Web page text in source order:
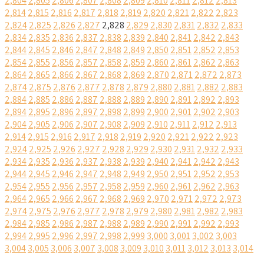
2,8142,815 2,816 2,817 2,818 2,819 2,820 2,8212,822 2,823
2,8242,825 2,826 2,827 2,828 2,829 2,830 2,8312,832 2,833
2,8342,835 2,836 2,837 2,838 2,839 2,840 2,8412,842 2,843
2,8442,845 2,846 2,847 2,848 2,849 2,850 2,8512,852 2,853
2,8542,855 2,856 2,857 2,858 2,859 2,860 2,8612,862 2,863
2,8642,865 2,866 2,867 2,868 2,869 2,870 2,8712,872 2,873
2,8742,875 2,876 2,877 2,878 2,879 2,880 2,8812,882 2,883
2,8842,885 2,886 2,887 2,888 2,889 2,890 2,8912,892 2,893
2,8942,895 2,896 2,897 2,898 2,899 2,900 2,9012,902 2,903
2,9042,905 2,906 2,907 2,908 2,909 2,910 2,9112,912 2,913
2,9142,915 2,916 2,917 2,918 2,919 2,920 2,9212,922 2,923
2,9242,925 2,926 2,927 2,928 2,929 2,930 2,9312,932 2,933
2,9342,935 2,936 2,937 2,938 2,939 2,940 2,9412,942 2,943
2,9442,945 2,946 2,947 2,948 2,949 2,950 2,9512,952 2,953
2,9542,955 2,956 2,957 2,958 2,959 2,960 2,9612,962 2,963
2,9642,965 2,966 2,967 2,968 2,969 2,970 2,9712,972 2,973
2,9742,975 2,976 2,977 2,978 2,979 2,980 2,9812,982 2,983
2,9842,985 2,986 2,987 2,988 2,989 2,990 2,9912,992 2,993
2,9942,995 2,996 2,997 2,998 2,999 3,000 3,0013,002 3,003
3,0043,005 3,006 3,007 3,008 3,009 3,010 3,0113,012 3,013 3,014